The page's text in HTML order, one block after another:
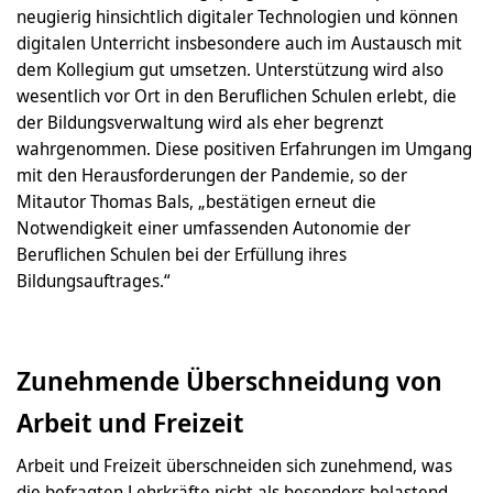
neugierig hinsichtlich digitaler Technologien und können
digitalen Unterricht insbesondere auch im Austausch mit
dem Kollegium gut umsetzen. Unterstützung wird also
wesentlich vor Ort in den Beruflichen Schulen erlebt, die
der Bildungsverwaltung wird als eher begrenzt
wahrgenommen. Diese positiven Erfahrungen im Umgang
mit den Herausforderungen der Pandemie, so der
Mitautor Thomas Bals, „bestätigen erneut die
Notwendigkeit einer umfassenden Autonomie der
Beruflichen Schulen bei der Erfüllung ihres
Bildungsauftrages.“
Zunehmende Überschneidung von
Arbeit und Freizeit
Arbeit und Freizeit überschneiden sich zunehmend, was